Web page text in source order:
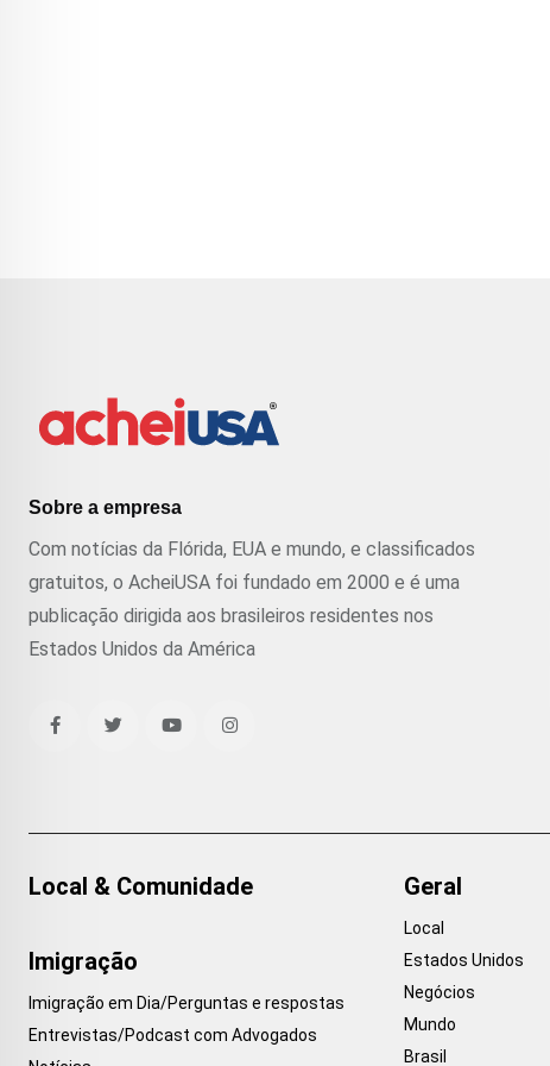
Sobre a empresa
Com notícias da Flórida, EUA e mundo, e classificados
gratuitos, o AcheiUSA foi fundado em 2000 e é uma
publicação dirigida aos brasileiros residentes nos
Estados Unidos da América
Local & Comunidade
Imigração
Imigração em Dia/Perguntas e respostas
Entrevistas/Podcast com Advogados
Geral
Local
Estados Unidos
Negócios
Mundo
Brasil